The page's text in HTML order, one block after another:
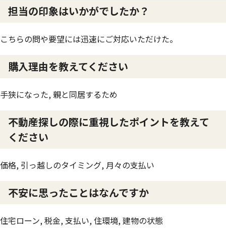
担当の印象はいかがでしたか？
こちらの問や要望には迅速にご対応いただけた。
購入理由を教えてください
手狭になった, 親と同居するため
不動産探しの際に重視したポイントを教えて
ください
価格, 引っ越しのタイミング, 月々の支払い
不安に思ったことはなんですか
住宅ローン, 税金, 支払い, 住環境, 建物の状態